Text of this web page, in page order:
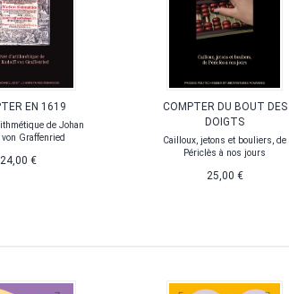
EN 1619
de Johan
von Graffenried
24,00 €
COMPTER DU BOUT DES
DOIGTS
Cailloux, jetons et bouliers, de
Périclès à nos jours
25,00 €